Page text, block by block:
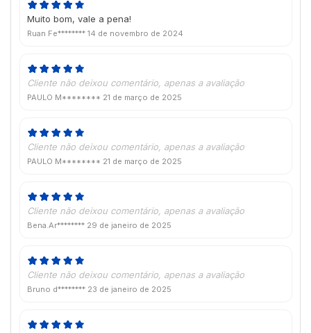
Muito bom, vale a pena!
Ruan Fe******** 14 de novembro de 2024
Cliente não deixou comentário, apenas a avaliação
PAULO M******** 21 de março de 2025
Cliente não deixou comentário, apenas a avaliação
PAULO M******** 21 de março de 2025
Cliente não deixou comentário, apenas a avaliação
Bena.Ar******** 29 de janeiro de 2025
Cliente não deixou comentário, apenas a avaliação
Bruno d******** 23 de janeiro de 2025